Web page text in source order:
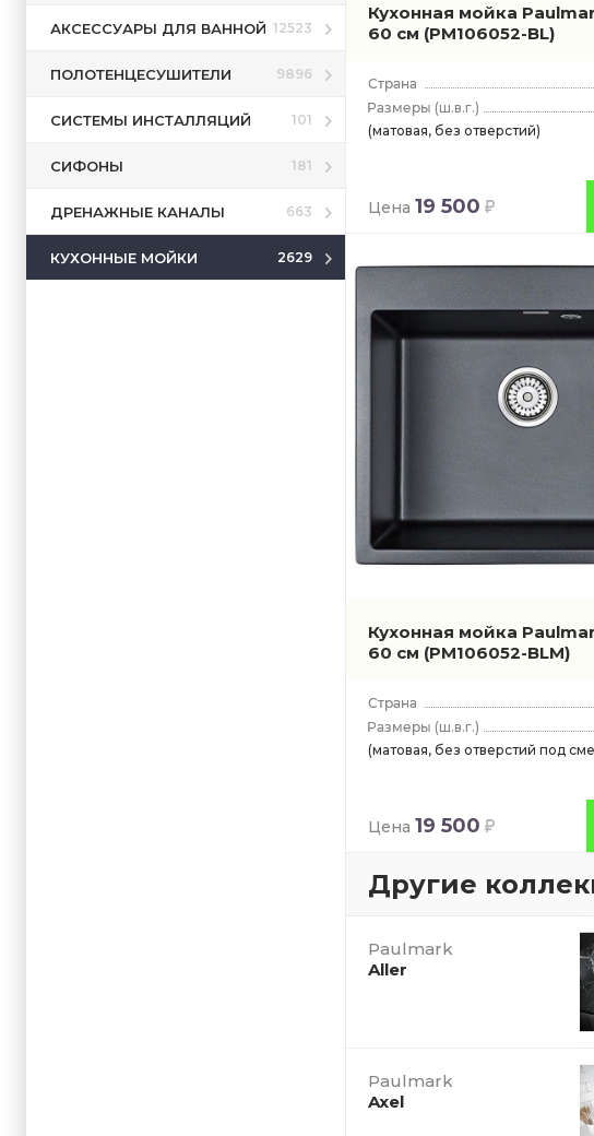
АКСЕССУАРЫ ДЛЯ ВАННОЙ 12523
ПОЛОТЕНЦЕСУШИТЕЛИ 9896
СИСТЕМЫ ИНСТАЛЛЯЦИЙ 101
СИФОНЫ 181
ДРЕНАЖНЫЕ КАНАЛЫ 663
КУХОННЫЕ МОЙКИ 2629
Кухонная мойка
60 см (PM106052-BL)
(ш.в.г.)
(матовая, без отверстий)
Цена 19 500
Кухонная мойка
60 см (PM106052-BLM)
(ш.в.г.)
(матовая, без отверстий под
Цена 19 500
Другие
Paulmark
Aller
Paulmark
Axel